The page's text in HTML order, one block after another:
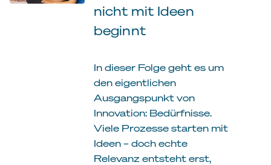
nicht mit Ideen
beginnt
In dieser Folge geht es um
den eigentlichen
Ausgangspunkt von
Innovation: Bedürfnisse.
Viele Prozesse starten mit
Ideen – doch echte
Relevanz entsteht erst,